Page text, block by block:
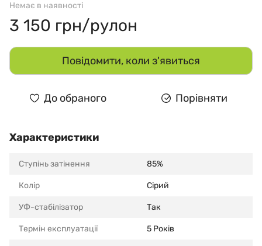
Немає в наявності
3 150 грн/рулон
Повідомити, коли з'явиться
До обраного Порівняти
Характеристики
Ступінь затінення 85%
Колір Сірий
УФ-стабілізатор Так
Термін експлуатації 5 Років